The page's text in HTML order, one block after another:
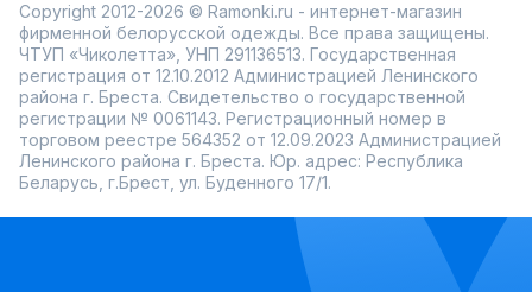
Copyright 2012-2026 © Ramonki.ru - интернет-магазин
фирменной белорусской одежды. Все права защищены.
ЧТУП «Чиколетта», УНП 291136513. Государственная
регистрация от 12.10.2012 Администрацией Ленинского
района г. Бреста. Свидетельство о государственной
регистрации № 0061143. Регистрационный номер в
торговом реестре 564352 от 12.09.2023 Администрацией
Ленинского района г. Бреста. Юр. адрес: Республика
Беларусь, г.Брест, ул. Буденного 17/1.